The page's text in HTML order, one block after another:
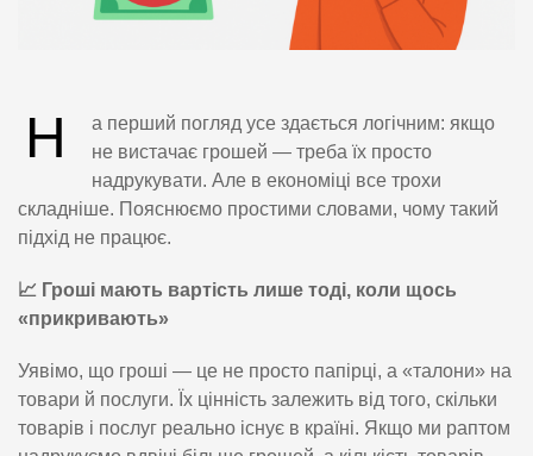
Н
а перший погляд усе здається логічним: якщо
не вистачає грошей — треба їх просто
надрукувати. Але в економіці все трохи
складніше. Пояснюємо простими словами, чому такий
підхід не працює.
📈 Гроші мають вартість лише тоді, коли щось
«прикривають»
Уявімо, що гроші — це не просто папірці, а «талони» на
товари й послуги. Їх цінність залежить від того, скільки
товарів і послуг реально існує в країні. Якщо ми раптом